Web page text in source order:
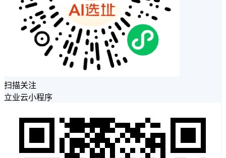
扫描关注
立业云小程序